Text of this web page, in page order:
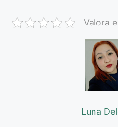
Valora
Luna